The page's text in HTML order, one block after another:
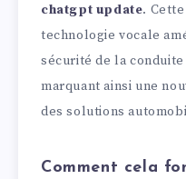
chatgpt update.
technologie vocale
sécurité de la
marquant ainsi une
des solutions
Comment cela